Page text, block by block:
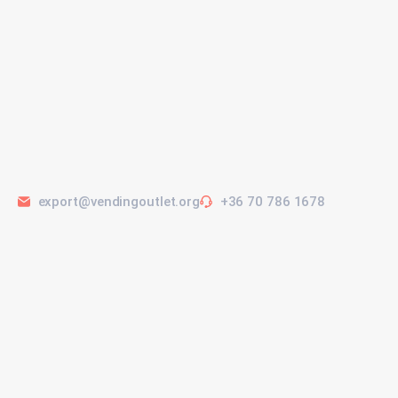
export@vendingoutlet.org +36 70 786 1678